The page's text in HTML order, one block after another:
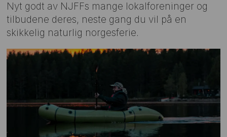
Nyt godt av NJFFs mange lokalforeninger og
tilbudene deres, neste gang du vil på en
skikkelig naturlig norgesferie.